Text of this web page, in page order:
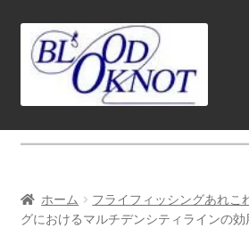
ビ
ョ
ス
ン
へ
ッ
ホーム
ショップ
ホーム フライフィッシングあれこ
グにおけるマルチデンシティラインの効